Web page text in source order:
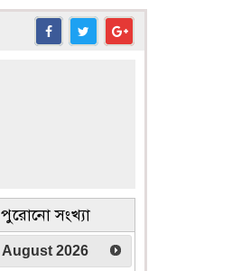
পুরোনো সংখ্যা
August 2026